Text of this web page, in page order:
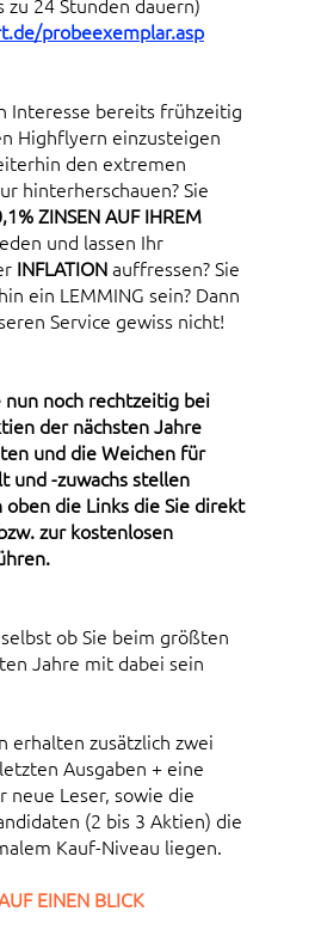
probeexemplar.asp
Interesse bereits frühzeitig
Highflyern einzusteigen
den extremen
hinterherschauen? Sie
ZINSEN AUF IHREM
und lassen Ihr
INFLATIONauffressen? Sie
ein LEMMING sein? Dann
Service gewiss nicht!
nun noch rechtzeitig bei
der nächsten Jahre
und die Weichen für
und -zuwachs stellen
die Links die Sie direkt
zur kostenlosen
ob Sie beim größten
Jahre mit dabei sein
erhalten zusätzlich zwei
Ausgaben + eine
neue Leser, sowie die
(2 bis 3 Aktien) die
Kauf-Niveau liegen.
EINEN BLICK